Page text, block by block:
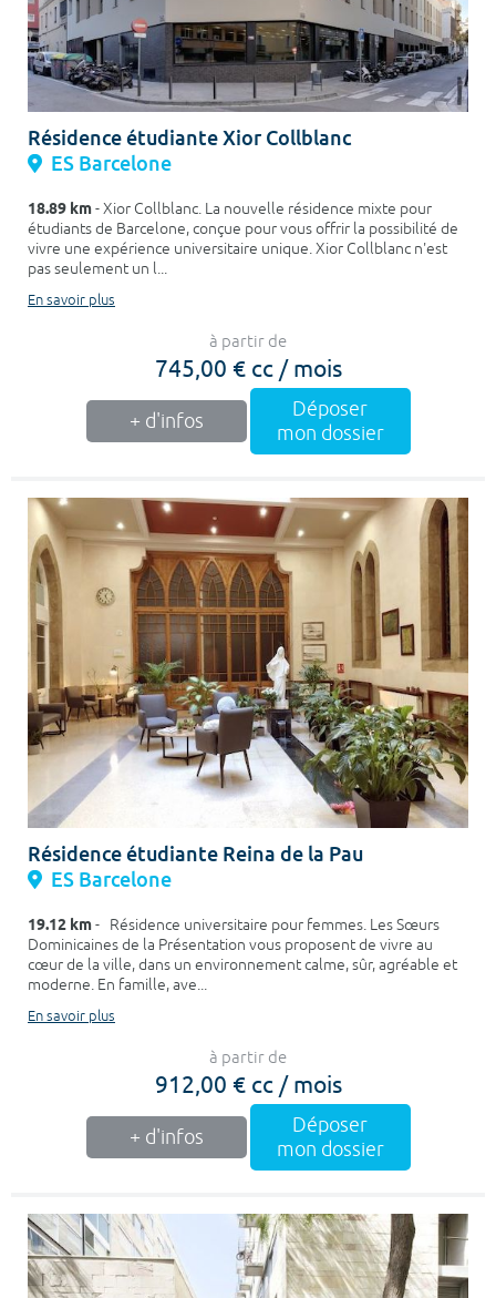
Résidence étudiante Xior Collblanc
ES Barcelone
18.89 km- Xior Collblanc. La nouvelle résidence mixte pour
étudiants de Barcelone, conçue pour vous offrir la possibilité de
vivre une expérience universitaire unique. Xior Collblanc n'est
pas seulement un l...
En savoir plus
à partir de
745,00 € cc / mois
+ d'infos
Déposer
mon dossier
Résidence étudiante Reina de la Pau
ES Barcelone
19.12 km- Résidence universitaire pour femmes. Les Sœurs
Dominicaines de la Présentation vous proposent de vivre au
cœur de la ville, dans un environnement calme, sûr, agréable et
moderne. En famille, ave...
En savoir plus
à partir de
912,00 € cc / mois
+ d'infos
Déposer
mon dossier